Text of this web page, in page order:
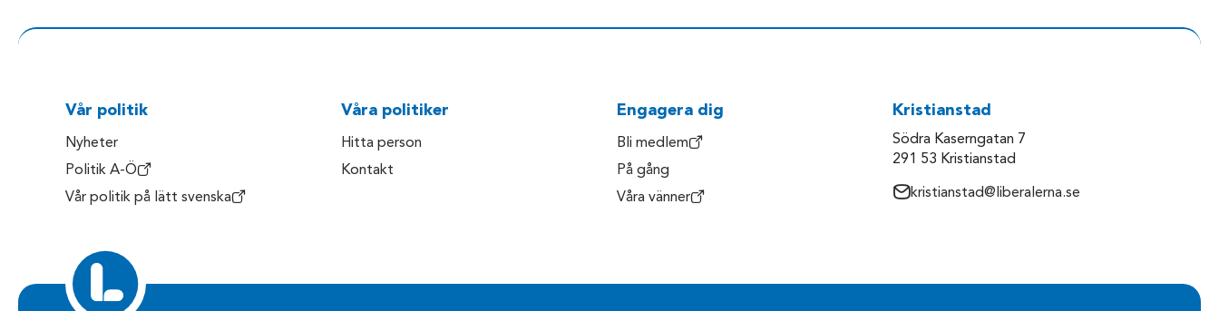
Vår politik
Nyheter
Politik A-Ö
Vår politik på lätt svenska
Våra politiker
Hitta person
Kontakt
Engagera dig
Bli medlem
På gång
Våra vänner
Kristianstad
Södra Kaserngatan 7
291 53 Kristianstad
kristianstad@liberalerna.se